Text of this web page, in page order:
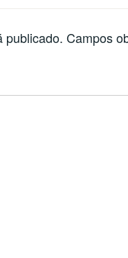
publicado. Campos